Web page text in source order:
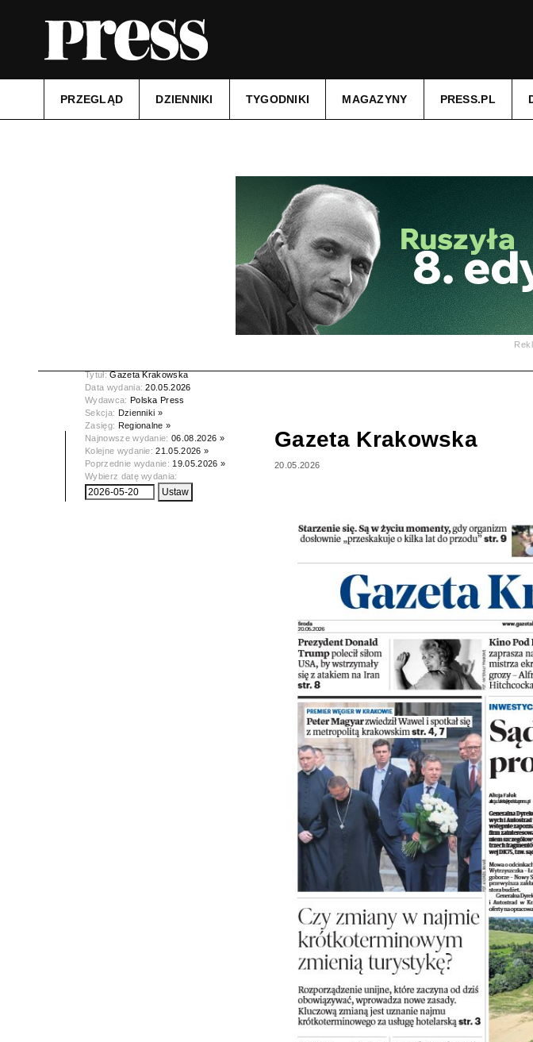
PRZEGLĄD DZIENNIKI TYGODNIKI MAGAZYNY PRESS.PL
Tytuł:Gazeta Krakowska
Data wydania:20.05.2026
Wydawca: Polska Press
Sekcja: Dzienniki »
Zasięg: Regionalne »
Najnowsze wydanie:06.08.2026 »
Kolejne wydanie:21.05.2026 »
Poprzednie wydanie: 19.05.2026 »
Wybierz datę wydania:
Gazeta Krakowska
20.05.2026